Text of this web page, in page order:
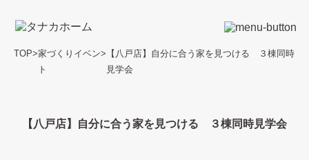
TOP>家づくりイベン
ト
> 【八戸店】自分に合う家を見つける ３棟同時
見学会
【八戸店】自分に合う家を見つける ３棟同時見学会